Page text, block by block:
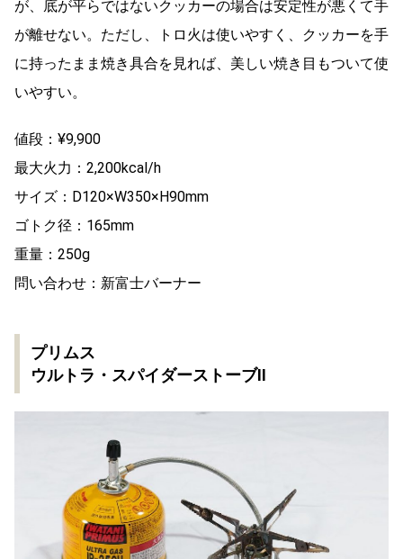
が、底が平らではないクッカーの場合は安定性が悪くて手
が離せない。ただし、トロ火は使いやすく、クッカーを手
に持ったまま焼き具合を見れば、美しい焼き目もついて使
いやすい。
値段：¥9,900
最大火力：2,200kcal/h
サイズ：D120×W350×H90mm
ゴトク径：165mm
重量：250g
問い合わせ：新富士バーナー
プリムス
ウルトラ・スパイダーストーブⅡ